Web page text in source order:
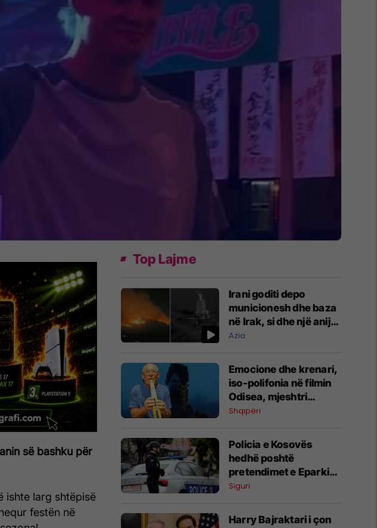
së bashku për
ishte larg shtëpisë
festën në
Top Lajme
Irani goditi depo
municionesh dhe baza
në Irak, si dhe një anije
në Ngushticën e
Azia
Emocione dhe krenari,
iso-polifonia në filmin
Odisea, mjeshtri
Vendim Kapaj zbulon
Shqipëri
Policia e Kosovës
hedhë poshtë
pretendimet e Eparkisë
Rashkë-Prizren: Nuk
ndaj serbëve
Siguri
Harry Bajraktari i çon